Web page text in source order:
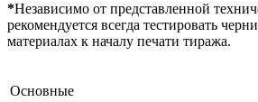
*Независимо от представленной
рекомендуется всегда тестировать
материалах к началу печати тиража.
Основные